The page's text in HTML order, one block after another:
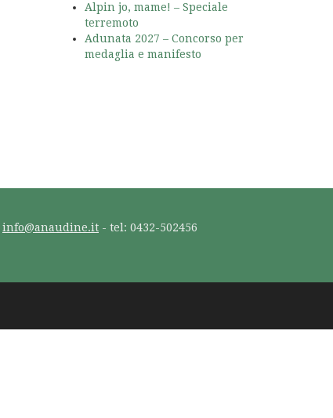
Alpin jo, mame! – Speciale
terremoto
Adunata 2027 – Concorso per
medaglia e manifesto
info@anaudine.it - tel: 0432-502456